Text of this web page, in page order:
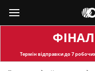
Термін відправкидо 7